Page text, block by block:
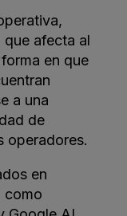
afecta al
en que
a una
de
operadores.
en
como